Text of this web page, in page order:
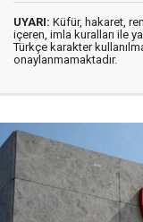
UYARI: Küfür, hakaret,
içeren, imla kuralları ile
Türkçe karakter
onaylanmamaktadır.